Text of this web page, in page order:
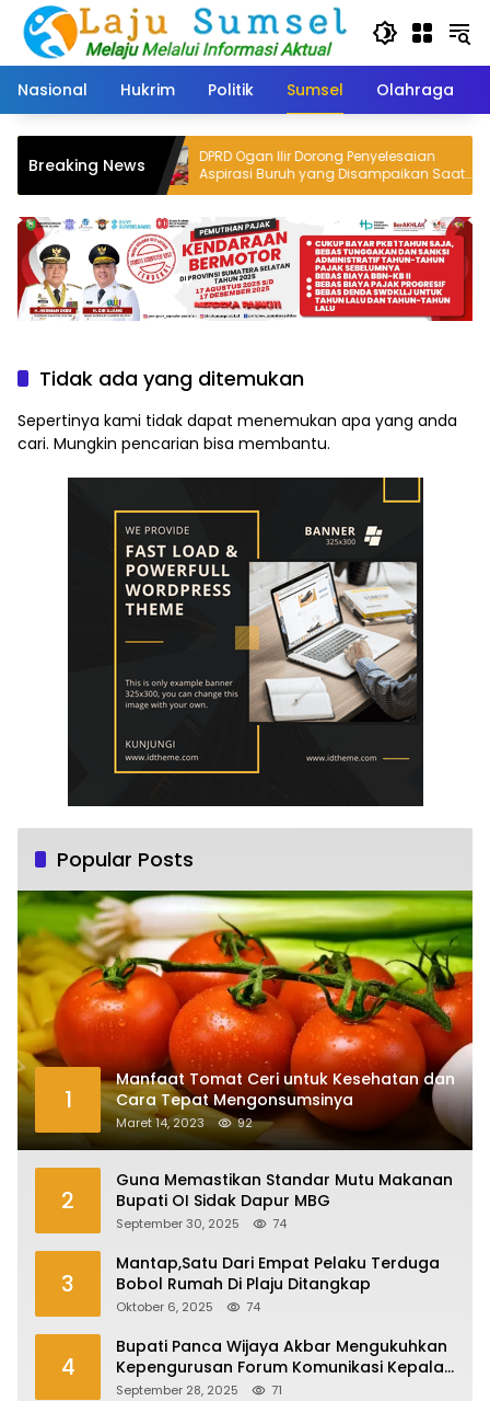
Langsung
konten
Nasional
Hukrim Politik Sumsel Olahraga
Breaking News
DPRD Ogan Ilir Dorong Penyelesaian
Aspirasi Buruh yang Disampaikan Saat
Peringatan May Day 2026
Tidak ada yang ditemukan
Sepertinya kami tidak dapat menemukan apa yang anda
cari. Mungkin pencarian bisa membantu.
Popular Posts
1
Manfaat Tomat Ceri untuk Kesehatan dan
Cara Tepat Mengonsumsinya
Maret 14, 2023 92
2
Guna Memastikan Standar Mutu Makanan
Bupati OI Sidak Dapur MBG
September 30, 2025 74
3
Mantap,Satu Dari Empat Pelaku Terduga
Bobol Rumah Di Plaju Ditangkap
Oktober 6, 2025 74
4
Bupati Panca Wijaya Akbar Mengukuhkan
Kepengurusan Forum Komunikasi Kepala
Desa Kabupaten Ogan Ilir Periode 2025-
September 28, 2025 71